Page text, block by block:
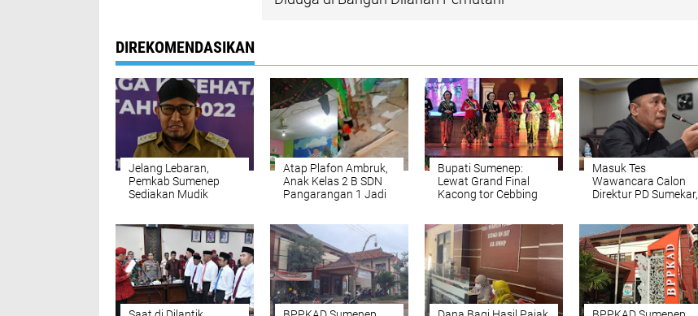
DIREKOMENDASIKAN
Jelang Lebaran,
Pemkab Sumenep
Sediakan Mudik
Atap Plafon Ambruk,
Anak Kelas 2 B SDN
Pangarangan 1 Jadi
Bupati Sumenep:
Lewat Grand Final
Kacong tor Cebbing
Masuk Tes
Wawancara Calon
Direktur PD Sumekar,
Sumenep Diuji